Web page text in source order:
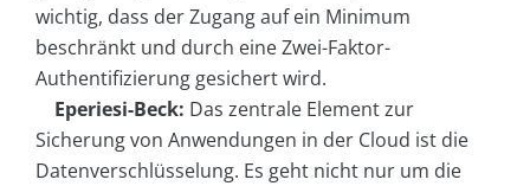
wichtig, dass der Zugang auf ein Minimum
beschränkt und durch eine Zwei-Faktor-
Authentifizierung gesichert wird.
Eperiesi-Beck: Das zentrale Element zur
Sicherung von Anwendungen in der Cloud ist die
Datenverschlüsselung. Es geht nicht nur um die